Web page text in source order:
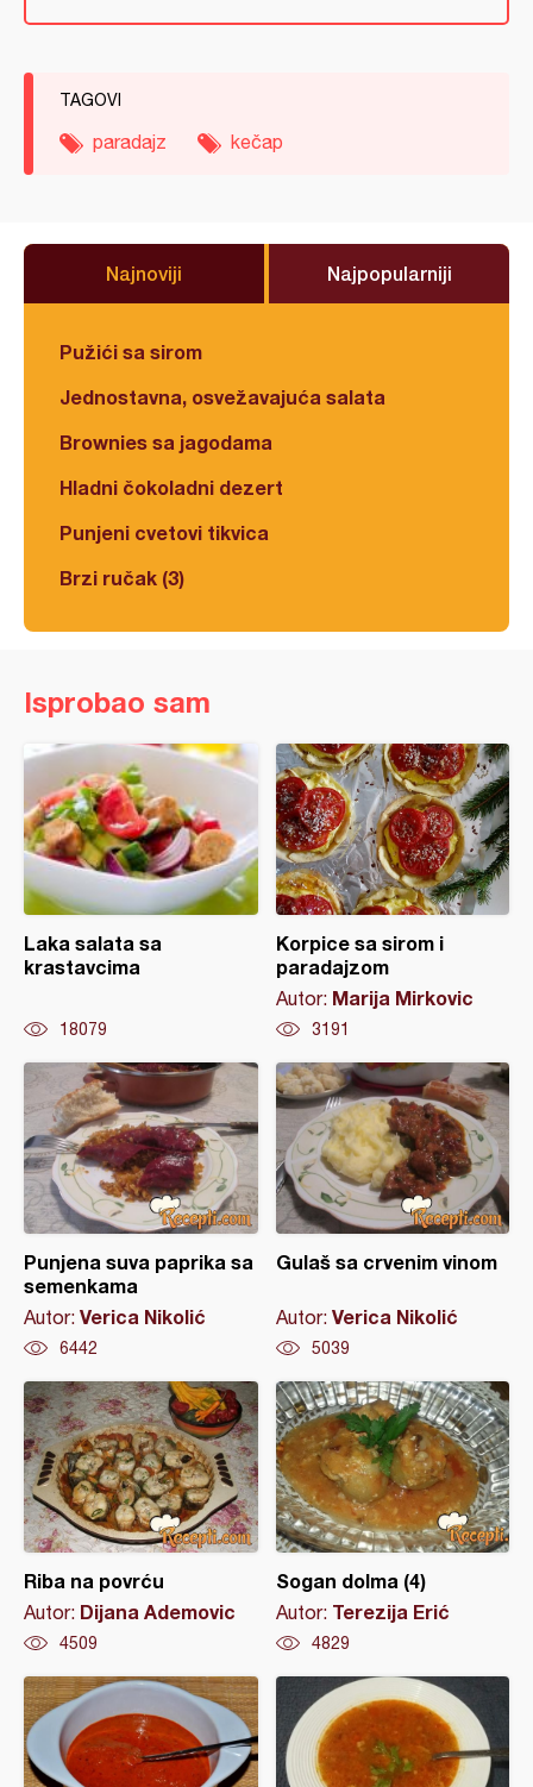
TAGOVI
paradajz kečap
Najnoviji Najpopularniji
Pužići sa sirom
Jednostavna, osvežavajuća salata
Brownies sa jagodama
Hladni čokoladni dezert
Punjeni cvetovi tikvica
Brzi ručak (3)
Isprobao sam
Laka salata sa
krastavcima
18079
Korpice sa sirom i
paradajzom
Autor: Marija Mirkovic
3191
Punjena suva paprika sa
semenkama
Autor: Verica Nikolić
6442
Gulaš sa crvenim vinom
Autor: Verica Nikolić
5039
Riba na povrću
Autor: Dijana Ademovic
4509
Sogan dolma (4)
Autor: Terezija Erić
4829